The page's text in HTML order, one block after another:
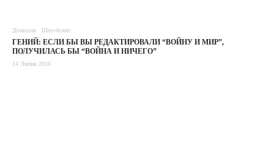
Дозвілля Шоу-бізнес
ГЕНИЙ: ЕСЛИ БЫ ВЫ РЕДАКТИРОВАЛИ “ВОЙНУ И МИР”,
ПОЛУЧИЛАСЬ БЫ “ВОЙНА И НИЧЕГО”
14 Липня 2016